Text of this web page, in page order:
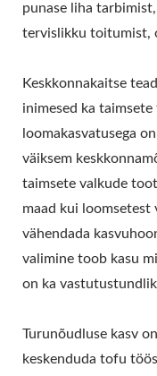
punase liha
tervislikku toitumist,
Keskkonnakaitse
inimesed ka
loomakasvatusega
väiksem
taimsete valkude
maad kui
vähendada
valimine toob kasu
on ka
Turunõudluse kasv
keskenduda tofu